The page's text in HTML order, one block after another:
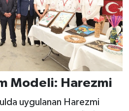
Modeli: Harezmi
uygulanan Harezmi